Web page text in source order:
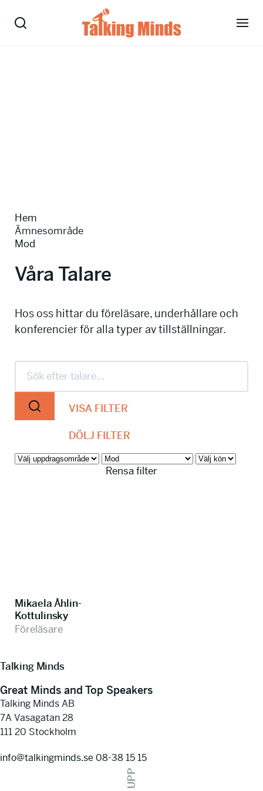
Kontakt
08-38 15 15
info@talkingminds.se
Hem
Ämnesområde
Mod
Våra Talare
Hos oss hittar du föreläsare, underhållare och
konferencier för alla typer av tillställningar.
VISA FILTER
DÖLJ FILTER
Rensa filter
Mikaela Åhlin-
Kottulinsky
Föreläsare
Talking Minds
Great Minds and Top Speakers
Talking Minds AB
7A Vasagatan 28
111 20 Stockholm
info@talkingminds.se 08-38 15 15
UPP